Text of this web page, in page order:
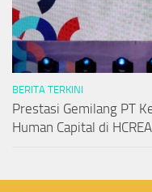
BERITA TERKINI
Prestasi Gemilang PT
Human Capital di